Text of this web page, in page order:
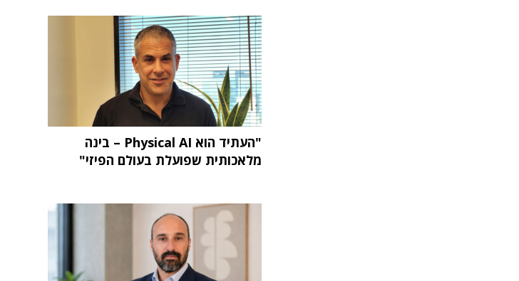
"העתיד הוא Physical AI – בינה
מלאכותית שפועלת בעולם הפיזי"